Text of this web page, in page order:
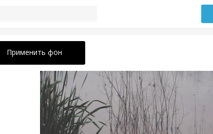
Применить фон